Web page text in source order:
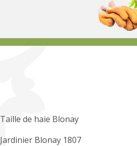
Taille de haie Blonay
Jardinier Blonay 1807